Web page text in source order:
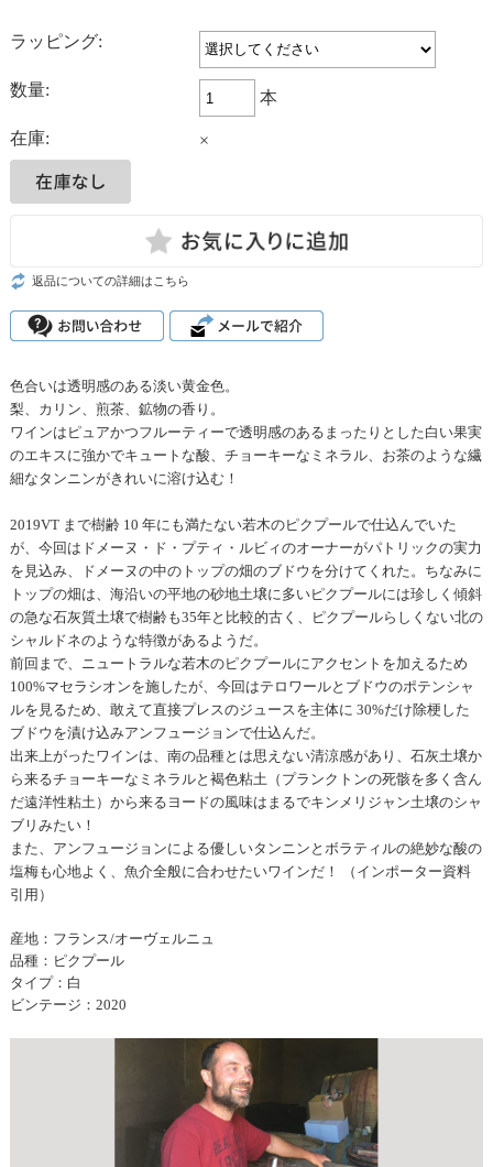
ラッピング:
数量: 本
在庫: ×
返品についての詳細はこちら
色合いは透明感のある淡い黄金色。
梨、カリン、煎茶、鉱物の香り。
ワインはピュアかつフルーティーで透明感のあるまったりとした白い果実
のエキスに強かでキュートな酸、チョーキーなミネラル、お茶のような繊
細なタンニンがきれいに溶け込む！
2019VT まで樹齢 10 年にも満たない若木のピクプールで仕込んでいた
が、今回はドメーヌ・ド・プティ・ルビィのオーナーがパトリックの実力
を見込み、ドメーヌの中のトップの畑のブドウを分けてくれた。ちなみに
トップの畑は、海沿いの平地の砂地土壌に多いピクプールには珍しく傾斜
の急な石灰質土壌で樹齢も35年と比較的古く、ピクプールらしくない北の
シャルドネのような特徴があるようだ。
前回まで、ニュートラルな若木のピクプールにアクセントを加えるため
100%マセラシオンを施したが、今回はテロワールとブドウのポテンシャ
ルを見るため、敢えて直接プレスのジュースを主体に 30%だけ除梗した
ブドウを漬け込みアンフュージョンで仕込んだ。
出来上がったワインは、南の品種とは思えない清涼感があり、石灰土壌か
ら来るチョーキーなミネラルと褐色粘土（プランクトンの死骸を多く含ん
だ遠洋性粘土）から来るヨードの風味はまるでキンメリジャン土壌のシャ
ブリみたい！
また、アンフュージョンによる優しいタンニンとボラティルの絶妙な酸の
塩梅も心地よく、魚介全般に合わせたいワインだ！ （インポーター資料
引用）
産地：フランス/オーヴェルニュ
品種：ピクプール
タイプ：白
ビンテージ：2020